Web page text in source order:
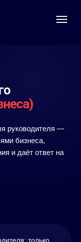
руководителя —
бизнеса,
и даёт ответ на
только